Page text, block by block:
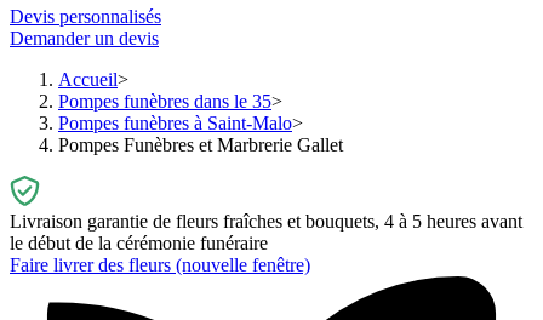
Devis personnalisés
Demander un devis
Accueil
Pompes funèbres dans le 35
Pompes funèbres à Saint-Malo
Pompes Funèbres et Marbrerie Gallet
Livraison garantie de fleurs fraîches et bouquets, 4 à 5 heures avant
le début de la cérémonie funéraire
Faire livrer des fleurs (nouvelle fenêtre)